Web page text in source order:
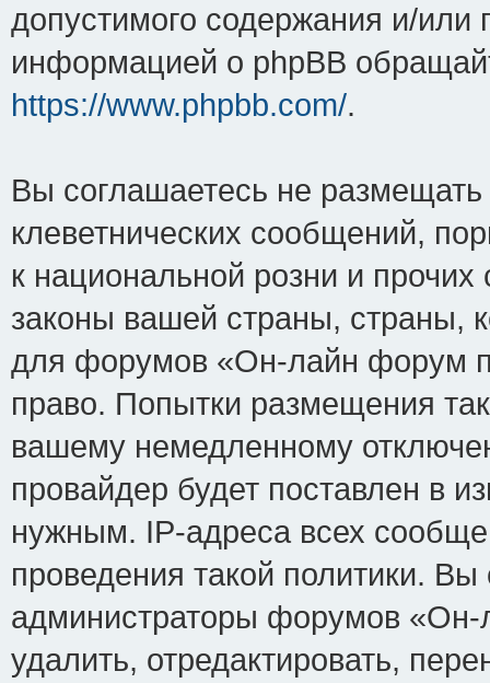
допустимого содержания и/или
информацией о phpBB
https://www.phpbb.com/.
Вы соглашаетесь не
клеветнических сообщений,
к национальной розни и
законы вашей страны, страны,
для форумов «Он-лайн форум
право. Попытки размещения
вашему немедленному
провайдер будет поставлен в
нужным. IP-адреса всех
проведения такой политики.
администраторы форумов
удалить, отредактировать,